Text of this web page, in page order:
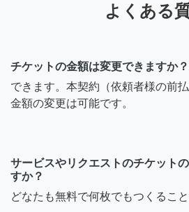
よくある
チケットの金額は変更できますか？
できます。本契約（依頼者様の前
金額の変更は可能です。
サービスやリクエストのチケット
すか？
どなたも無料で何枚でもつくるこ